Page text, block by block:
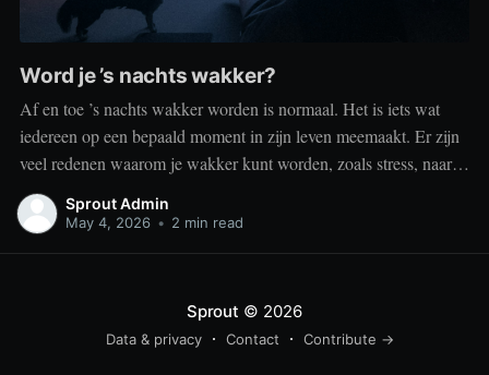
Word je ’s nachts wakker?
Af en toe ’s nachts wakker worden is normaal. Het is iets wat
iedereen op een bepaald moment in zijn leven meemaakt. Er zijn
veel redenen waarom je wakker kunt worden, zoals stress, naar
het toilet moeten, je omgeving of medische aandoeningen die je
slaap beïnvloeden. Dit is geen probleem
Sprout Admin
May 4, 2026 • 2 min read
Sprout © 2026
Data & privacy Contact Contribute →